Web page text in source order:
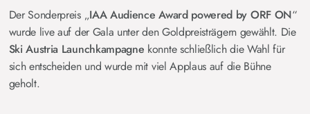
Der Sonderpreis „IAA Audience Award powered by ORF ON“
wurde live auf der Gala unter den Goldpreisträgern gewählt. Die
Ski Austria Launchkampagne konnte schließlich die Wahl für
sich entscheiden und wurde mit viel Applaus auf die Bühne
geholt.